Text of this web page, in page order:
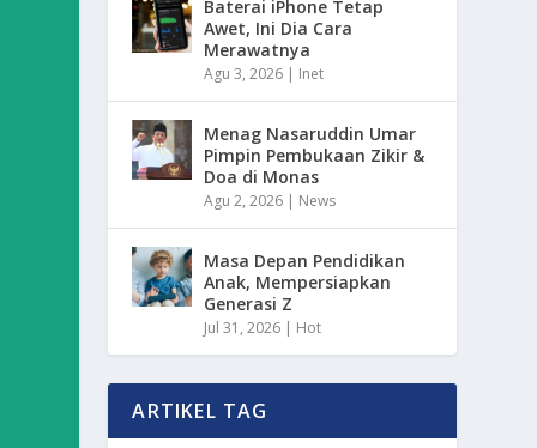
Baterai iPhone Tetap
Awet, Ini Dia Cara
Merawatnya
Agu 3, 2026 | Inet
Menag Nasaruddin Umar
Pimpin Pembukaan Zikir &
Doa di Monas
Agu 2, 2026 | News
Masa Depan Pendidikan
Anak, Mempersiapkan
Generasi Z
Jul 31, 2026 | Hot
ARTIKEL TAG